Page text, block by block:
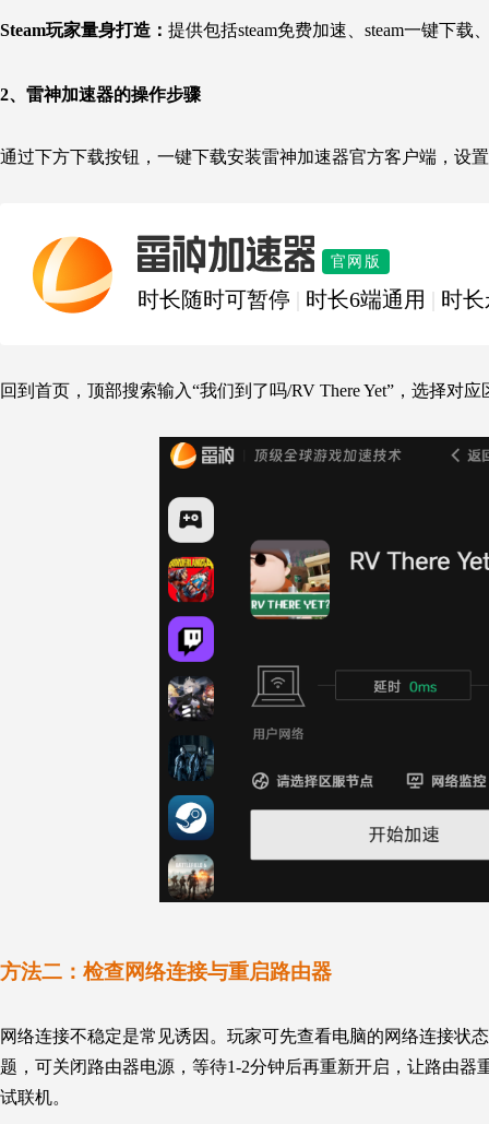
Steam玩家量身打造： 提供包括steam免费加速、steam一键下载
2、雷神加速器的操作步骤
通过下方下载按钮，一键下载安装雷神加速器官方客户端，设
雷神加速器 官网版
时长随时可暂停 时长6端通用 时
回到首页，顶部搜索输入“我们到了吗/RV There Yet”，选择对应
方法二： 检查网络连接与重启路由器
网络连接不稳定是常见诱因。玩家可先查看电脑的网络连接状
题，可关闭路由器电源，等待1-2分钟后再重新开启，让路由
试联机。